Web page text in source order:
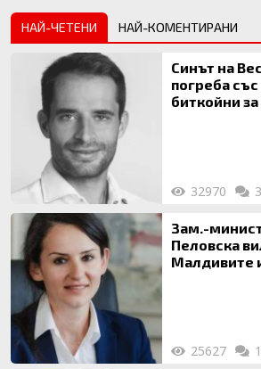
НАЙ-ЧЕТЕНИ НАЙ-КОМЕНТИРАНИ
Синът на
погреба
биткойни
32970
Зам.-
Пеловска
Малдивите
25627